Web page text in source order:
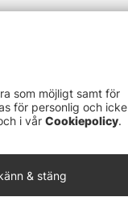
som möjligt samt för
för personlig och icke
i vår Cookiepolicy.
& stäng